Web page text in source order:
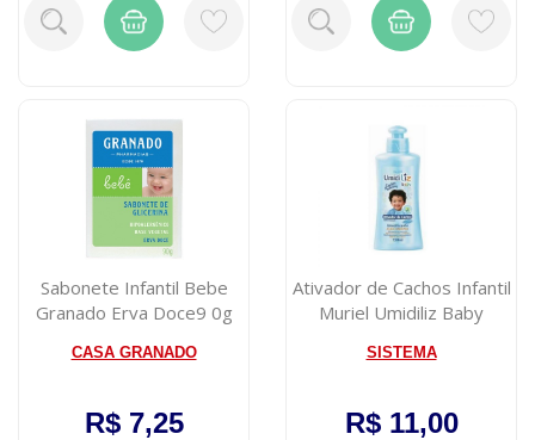
Sabonete Infantil Bebe
Granado Erva Doce9 0g
CASA GRANADO
R$ 7,25
Ativador de Cachos Infantil
Muriel Umidiliz Baby
SISTEMA
R$ 11,00